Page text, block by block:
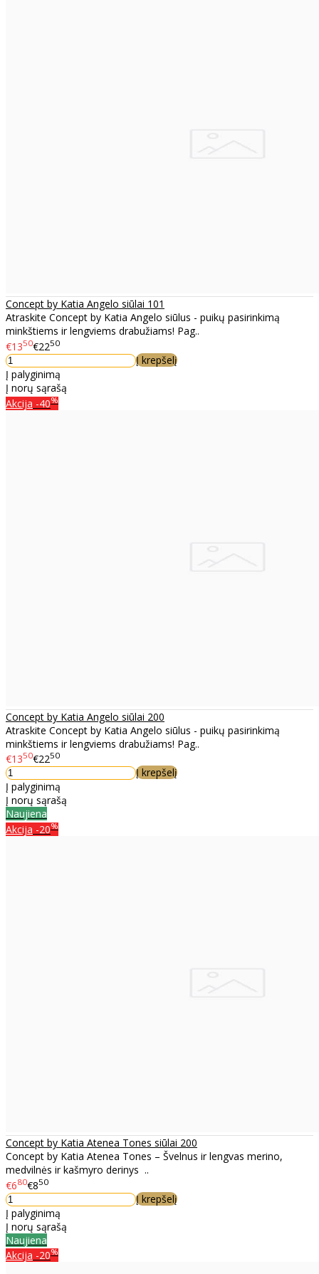
Concept by Katia Angelo siūlai 101
Atraskite Concept by Katia Angelo siūlus - puikų pasirinkimą
minkštiems ir lengviems drabužiams! Pag..
€1350€2250
Į krepšelį
Į palyginimą
Į norų sąrašą
Akcija -40%
Concept by Katia Angelo siūlai 200
Atraskite Concept by Katia Angelo siūlus - puikų pasirinkimą
minkštiems ir lengviems drabužiams! Pag..
€1350€2250
Į krepšelį
Į palyginimą
Į norų sąrašą
Naujiena
Akcija -20%
Concept by Katia Atenea Tones siūlai 200
Concept by Katia Atenea Tones – Švelnus ir lengvas merino,
medvilnės ir kašmyro derinys ..
€680€850
Į krepšelį
Į palyginimą
Į norų sąrašą
Naujiena
Akcija -20%